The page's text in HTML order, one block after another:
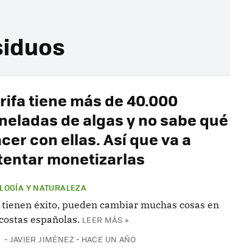
tiene más de 40.000
de algas y no sabe qué
con ellas. Así que va a
monetizarlas
Y NATURALEZA
tienen éxito, pueden cambiar muchas cosas en
españolas. LEER MÁS »
COMENTARIOS
JAVIER JIMÉNEZ HACE UN AÑO